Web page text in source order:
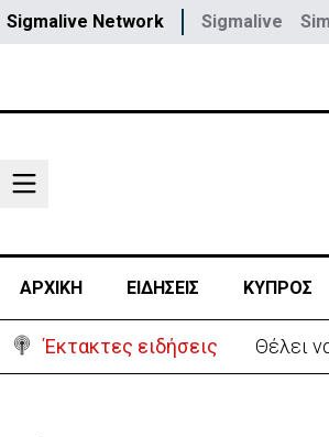
Sigmalive Network Sigmalive
ΑΡΧΙΚΗ ΕΙΔΗΣΕΙΣ ΚΥΠΡΟΣ
Έκτακτες ειδήσεις Θέλει